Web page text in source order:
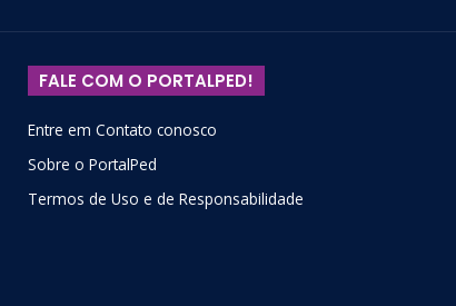
FALE COM O PORTALPED!
Entre em Contato conosco
Sobre o PortalPed
Termos de Uso e de Responsabilidade